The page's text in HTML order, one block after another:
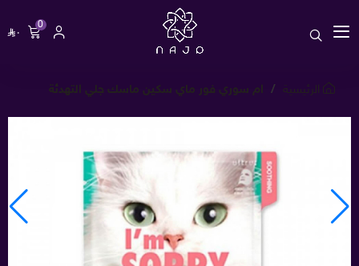
0
٠
الرئيسية ام سوري فور ماي سكين ماسك جلي التهدئة